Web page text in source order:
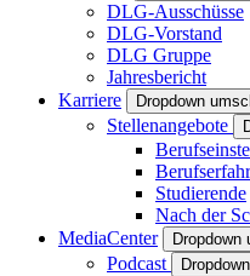
DLG-Ausschüsse
DLG-Vorstand
DLG Gruppe
Jahresbericht
Karriere
Dropdown
Stellenangebote
Studierende
Nach der
MediaCenter
Dropdown
Podcast